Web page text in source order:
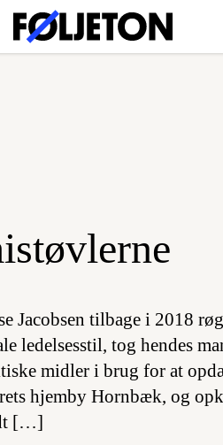
Jacobsen tilbage i 2018
ledelsesstil, tog hendes
midler i brug for at
hjemby Hornbæk, og
[…]